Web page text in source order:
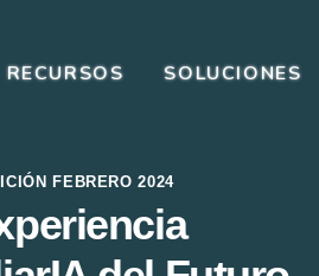
RECURSOS SOLUCIONES
FEBRERO 2024